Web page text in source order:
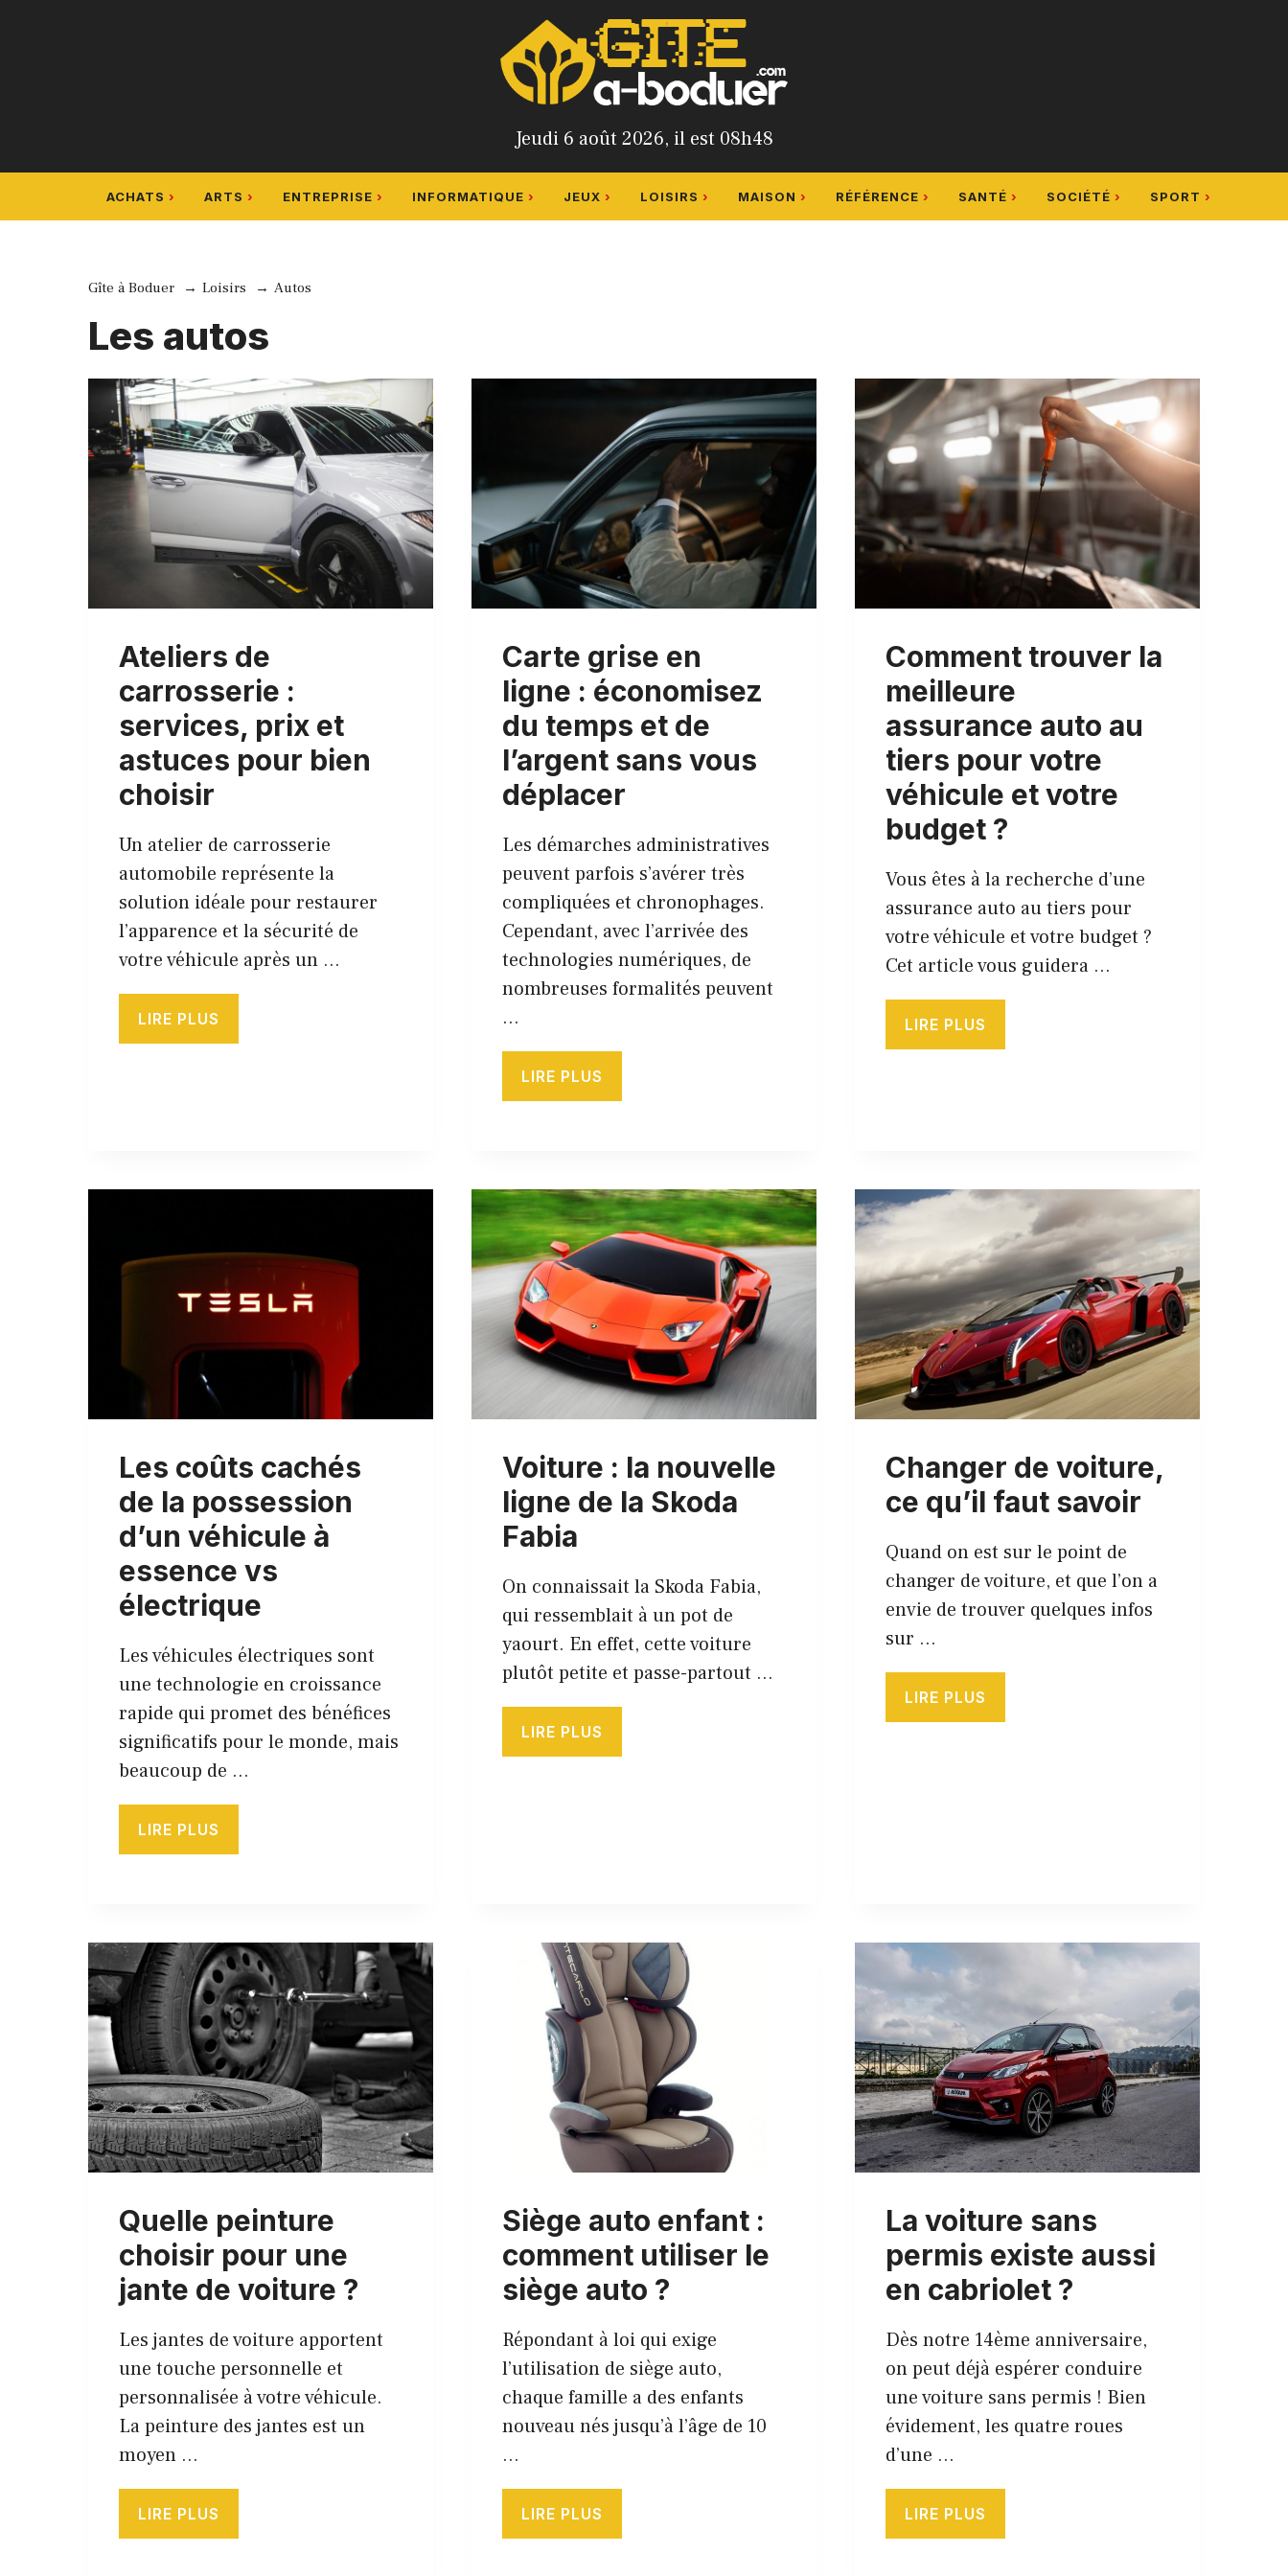
Jeudi 6 août 2026, il est 08h48
ACHATS ARTS ENTREPRISE INFORMATIQUE JEUX LOISIRS MAISON RÉFÉRENCE SANTÉ SOCIÉTÉ SPORT
Gîte à Boduer Loisirs Autos
Les autos
Ateliers de
carrosserie :
services, prix et
astuces pour bien
choisir
Un atelier de carrosserie
automobile représente la
solution idéale pour restaurer
l’apparence et la sécurité de
votre véhicule après un …
LIRE PLUS
Carte grise en
ligne : économisez
du temps et de
l’argent sans vous
déplacer
Les démarches administratives
peuvent parfois s’avérer très
compliquées et chronophages.
Cependant, avec l’arrivée des
technologies numériques, de
nombreuses formalités peuvent
…
LIRE PLUS
Comment trouver la
meilleure
assurance auto au
tiers pour votre
véhicule et votre
budget ?
Vous êtes à la recherche d’une
assurance auto au tiers pour
votre véhicule et votre budget ?
Cet article vous guidera …
LIRE PLUS
Les coûts cachés
de la possession
d’un véhicule à
essence vs
électrique
Les véhicules électriques sont
une technologie en croissance
rapide qui promet des bénéfices
significatifs pour le monde, mais
beaucoup de …
LIRE PLUS
Voiture : la nouvelle
ligne de la Skoda
Fabia
On connaissait la Skoda Fabia,
qui ressemblait à un pot de
yaourt. En effet, cette voiture
plutôt petite et passe-partout …
LIRE PLUS
Changer de voiture,
ce qu’il faut savoir
Quand on est sur le point de
changer de voiture, et que l’on a
envie de trouver quelques infos
sur …
LIRE PLUS
Quelle peinture
choisir pour une
jante de voiture ?
Les jantes de voiture apportent
une touche personnelle et
personnalisée à votre véhicule.
La peinture des jantes est un
moyen …
LIRE PLUS
Siège auto enfant :
comment utiliser le
siège auto ?
Répondant à loi qui exige
l’utilisation de siège auto,
chaque famille a des enfants
nouveau nés jusqu’à l’âge de 10
…
LIRE PLUS
La voiture sans
permis existe aussi
en cabriolet ?
Dès notre 14ème anniversaire,
on peut déjà espérer conduire
une voiture sans permis ! Bien
évidement, les quatre roues
d’une …
LIRE PLUS